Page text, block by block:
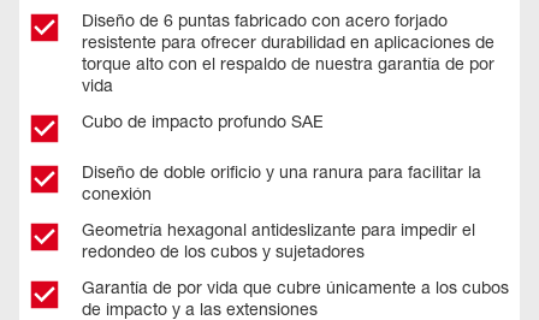
Diseño de 6 puntas fabricado con acero forjado
resistente para ofrecer durabilidad en aplicaciones de
torque alto con el respaldo de nuestra garantía de por
vida
Cubo de impacto profundo SAE
Diseño de doble orificio y una ranura para facilitar la
conexión
Geometría hexagonal antideslizante para impedir el
redondeo de los cubos y sujetadores
Garantía de por vida que cubre únicamente a los cubos
de impacto y a las extensiones